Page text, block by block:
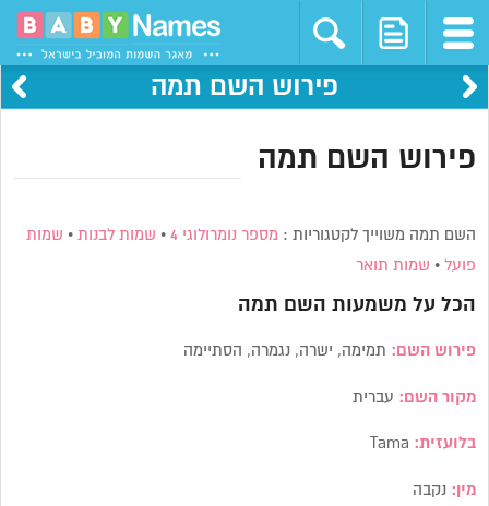
פירוש השם תמה
פירוש השם תמה
השם תמה משוייך לקטגוריות : מספר נומרולוגי 4 • שמות לבנות • שמות
פועל • שמות תואר
הכל על משמעות השם תמה
פירוש השם: תמימה, ישרה, נגמרה, הסתיימה
מקור השם: עברית
בלועזית:
מין: נקבה